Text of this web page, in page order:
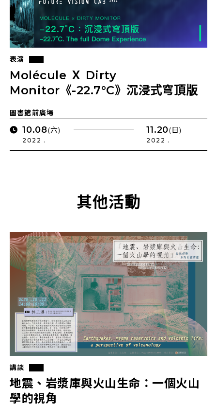
表演
Molécule Ｘ Dirty
Monitor《-22.7°C》沉浸式穹頂版
圖書館前廣場
10.08(六)
2022 .
11.20(日)
2022 .
其他活動
講談
地震、岩漿庫與火山生命：一個火山
學的視角